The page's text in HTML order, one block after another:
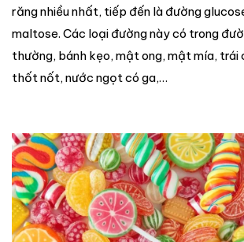
răng nhiều nhất, tiếp đến là đường
maltose. Các loại đường này có trong
thường, bánh kẹo, mật ong, mật mía, trái
thốt nốt, nước ngọt có ga,…